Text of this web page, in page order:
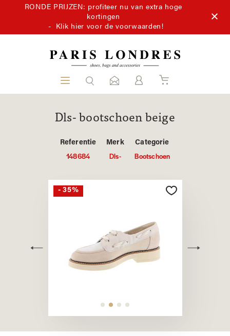
RONDE PRIJZEN: profiteer nu van extra hoge
kortingen
- Klik hier voor de voorwaarden!
Dls- bootschoen beige
Referentie
148684
Merk
Dls-
Categorie
Bootschoen
- 35%